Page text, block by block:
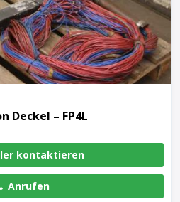
Deckel – FP4L
kontaktieren
Anrufen